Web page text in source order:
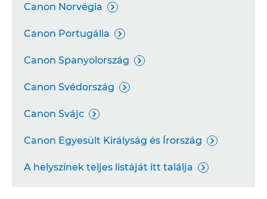
Canon Norvégia 
Canon Portugália 
Canon Spanyolország 
Canon Svédország 
Canon Svájc 
Canon Egyesült Királyság és Írország 
A helyszínek teljes listáját itt találja 